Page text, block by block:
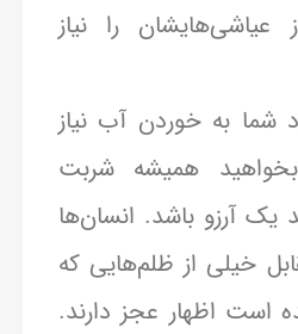
را نیاز
شما به خوردن آب نیاز
بخواهید همیشه شربت
یک آرزو باشد. انسان‌ها
خیلی از ظلم‌هایی که
است اظهار عجز دارند.